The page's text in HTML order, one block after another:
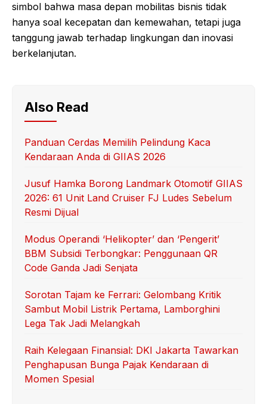
simbol bahwa masa depan mobilitas bisnis tidak
hanya soal kecepatan dan kemewahan, tetapi juga
tanggung jawab terhadap lingkungan dan inovasi
berkelanjutan.
Also Read
Panduan Cerdas Memilih Pelindung Kaca
Kendaraan Anda di GIIAS 2026
Jusuf Hamka Borong Landmark Otomotif GIIAS
2026: 61 Unit Land Cruiser FJ Ludes Sebelum
Resmi Dijual
Modus Operandi ‘Helikopter’ dan ‘Pengerit’
BBM Subsidi Terbongkar: Penggunaan QR
Code Ganda Jadi Senjata
Sorotan Tajam ke Ferrari: Gelombang Kritik
Sambut Mobil Listrik Pertama, Lamborghini
Lega Tak Jadi Melangkah
Raih Kelegaan Finansial: DKI Jakarta Tawarkan
Penghapusan Bunga Pajak Kendaraan di
Momen Spesial